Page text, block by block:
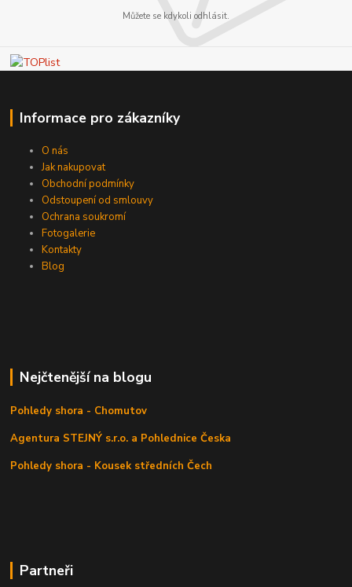
Můžete se kdykoli odhlásit.
Informace pro zákazníky
O nás
Jak nakupovat
Obchodní podmínky
Odstoupení od smlouvy
Ochrana soukromí
Fotogalerie
Kontakty
Blog
Nejčtenější na blogu
Pohledy shora - Chomutov
Agentura STEJNÝ s.r.o. a Pohlednice Česka
Pohledy shora - Kousek středních Čech
Partneři